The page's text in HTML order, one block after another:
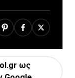
ως